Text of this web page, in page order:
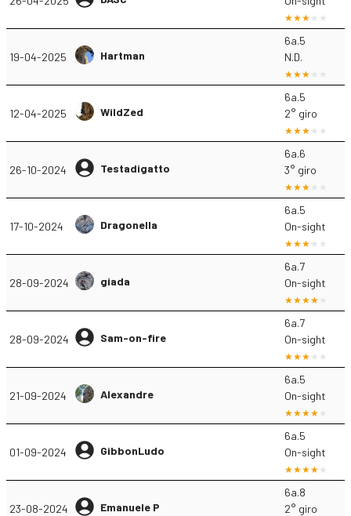
19-04-2025 Hartman
6a.5
N.D.
12-04-2025 WildZed
6a.5
2° giro
26-10-2024 Testadigatto
6a.6
3° giro
17-10-2024 Dragonella
6a.5
On-sight
28-09-2024 giada
6a.7
On-sight
28-09-2024 Sam-on-fire
6a.7
On-sight
21-09-2024 Alexandre
6a.5
On-sight
01-09-2024 GibbonLudo
6a.5
On-sight
23-08-2024 Emanuele P
6a.8
2° giro